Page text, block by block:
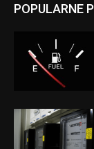
POPULARNE